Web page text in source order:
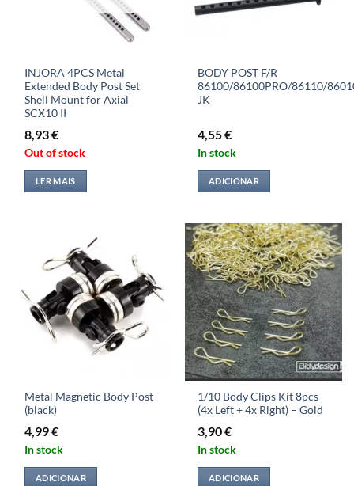
INJORA 4PCS Metal
Extended Body Post Set
Shell Mount for Axial
SCX10 II
8,93€
Out of stock
LER MAIS
BODY POST F/R
86100/86100PRO/86110/
JK
4,55€
In stock
ADICIONAR
Metal Magnetic Body Post
(black)
4,99€
In stock
ADICIONAR
1/10 Body Clips Kit 8pcs
(4x Left + 4x Right) – Gold
3,90€
In stock
ADICIONAR